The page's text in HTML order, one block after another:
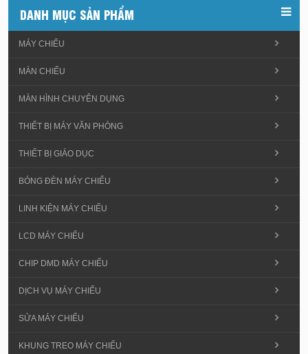
DANH MỤC SẢN PHẨM
MÁY CHIẾU
MÀN CHIẾU
MÀN HÌNH CHUYÊN DỤNG
THIẾT BỊ MÁY VĂN PHÒNG
THIẾT BỊ GIÁO DỤC
BÓNG ĐÈN MÁY CHIẾU
LINH KIỆN MÁY CHIẾU
LCD MÁY CHIẾU
CHIP DMD MÁY CHIẾU
DỊCH VỤ MÁY CHIẾU
SỬA MÁY CHIẾU
KHUNG TREO MÁY CHIẾU